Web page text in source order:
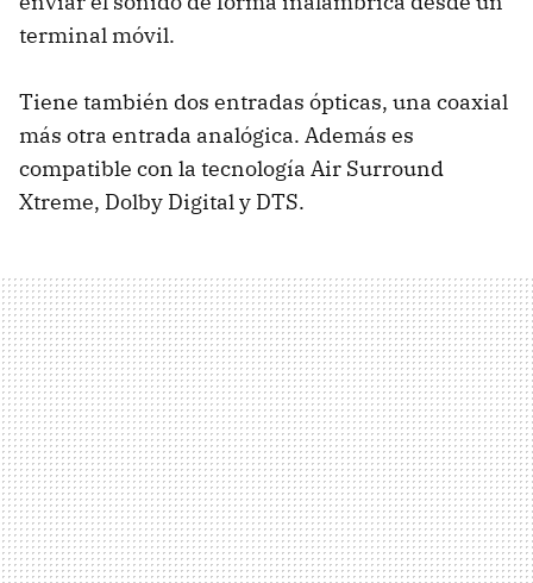
terminal móvil.
Tiene también dos entradas ópticas, una coaxial
más otra entrada analógica. Además es
compatible con la tecnología Air Surround
Xtreme, Dolby Digital y DTS.